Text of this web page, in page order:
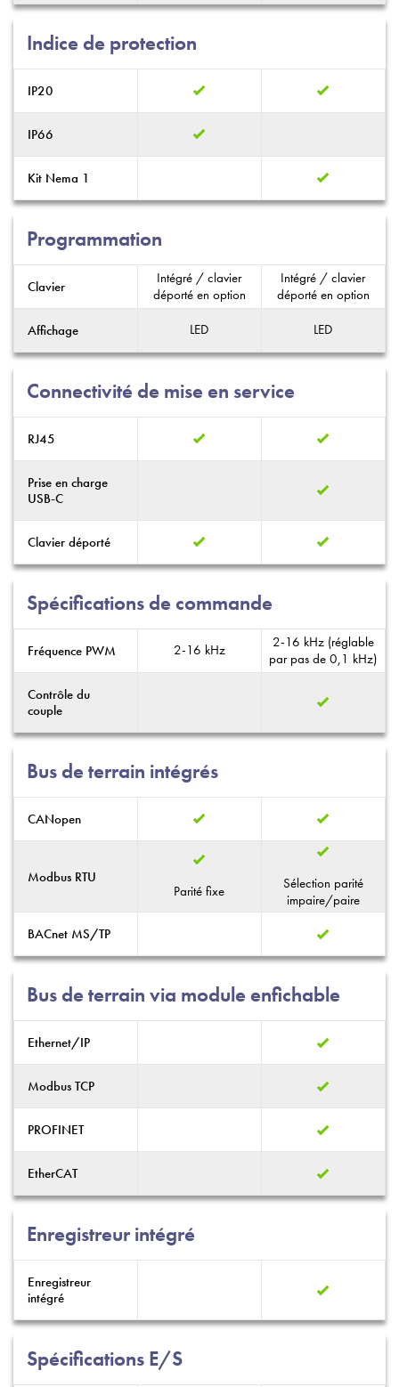
Indice de protection
IP20
IP66
Kit Nema 1
Programmation
Clavier
Intégré / clavier
déporté en option
Intégré / clavier
déporté en option
Affichage
LED LED
Connectivité de mise en service
RJ45
Prise en charge
USB-C
Clavier déporté
Spécifications de commande
Fréquence PWM 2-16 kHz
2-16 kHz (réglable
par pas de 0,1 kHz)
Contrôle du
couple
Bus de terrain intégrés
CANopen
Modbus RTU
Parité fixe
Sélection parité
impaire/paire
BACnet MS/TP
Bus de terrain via module enfichable
Ethernet/IP
Modbus TCP
PROFINET
EtherCAT
Enregistreur intégré
Enregistreur
intégré
Spécifications E/S